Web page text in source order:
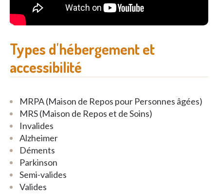
Types d'hébergement et
accessibilité
MRPA (Maison de Repos pour Personnes âgées)
MRS (Maison de Repos et de Soins)
Invalides
Alzheimer
Déments
Parkinson
Semi-valides
Valides